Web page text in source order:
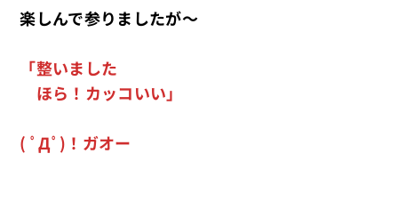
楽しんで参りましたが～
「整いました
ほら！カッコいい」
( ﾟДﾟ)！ガオー